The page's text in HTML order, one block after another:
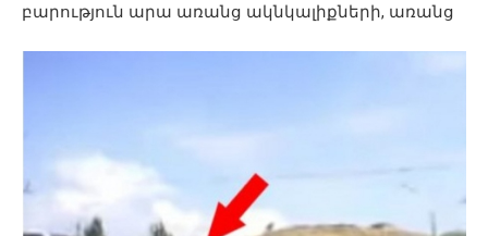
բարություն արա առանց ակնկալիքների, առանց